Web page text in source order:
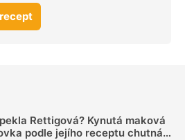
Rettigová? Kynutá maková
podle jejího receptu chutná